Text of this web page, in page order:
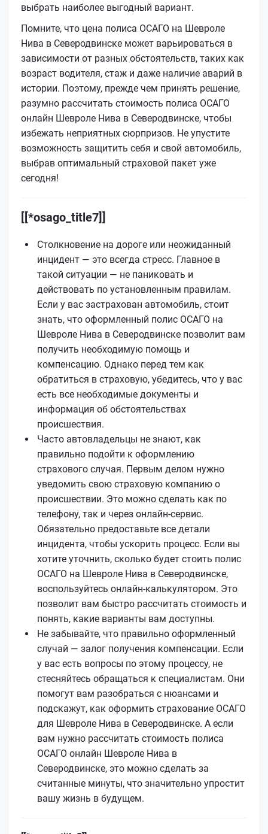
выбрать наиболее выгодный вариант.
Помните, что цена полиса ОСАГО на Шевроле
Нива в Северодвинске может варьироваться в
зависимости от разных обстоятельств, таких как
возраст водителя, стаж и даже наличие аварий в
истории. Поэтому, прежде чем принять решение,
разумно рассчитать стоимость полиса ОСАГО
онлайн Шевроле Нива в Северодвинске, чтобы
избежать неприятных сюрпризов. Не упустите
возможность защитить себя и свой автомобиль,
выбрав оптимальный страховой пакет уже
сегодня!
[[*osago_title7]]
Столкновение на дороге или неожиданный
инцидент — это всегда стресс. Главное в
такой ситуации — не паниковать и
действовать по установленным правилам.
Если у вас застрахован автомобиль, стоит
знать, что оформленный полис ОСАГО на
Шевроле Нива в Северодвинске позволит вам
получить необходимую помощь и
компенсацию. Однако перед тем как
обратиться в страховую, убедитесь, что у вас
есть все необходимые документы и
информация об обстоятельствах
происшествия.
Часто автовладельцы не знают, как
правильно подойти к оформлению
страхового случая. Первым делом нужно
уведомить свою страховую компанию о
происшествии. Это можно сделать как по
телефону, так и через онлайн-сервис.
Обязательно предоставьте все детали
инцидента, чтобы ускорить процесс. Если вы
хотите уточнить, сколько будет стоить полис
ОСАГО на Шевроле Нива в Северодвинске,
воспользуйтесь онлайн-калькулятором. Это
позволит вам быстро рассчитать стоимость и
понять, какие варианты вам доступны.
Не забывайте, что правильно оформленный
случай — залог получения компенсации. Если
у вас есть вопросы по этому процессу, не
стесняйтесь обращаться к специалистам. Они
помогут вам разобраться с нюансами и
подскажут, как оформить страхование ОСАГО
для Шевроле Нива в Северодвинске. А если
вам нужно рассчитать стоимость полиса
ОСАГО онлайн Шевроле Нива в
Северодвинске, это можно сделать за
считанные минуты, что значительно упростит
вашу жизнь в будущем.